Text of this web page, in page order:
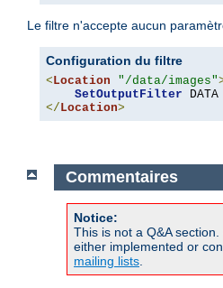
Le filtre n'accepte aucun
Configuration du filtre
<Location "/data/images"
SetOutputFilter
</Location>
Commentaires
Notice:
This is not a Q&A
either implemented or
mailing lists